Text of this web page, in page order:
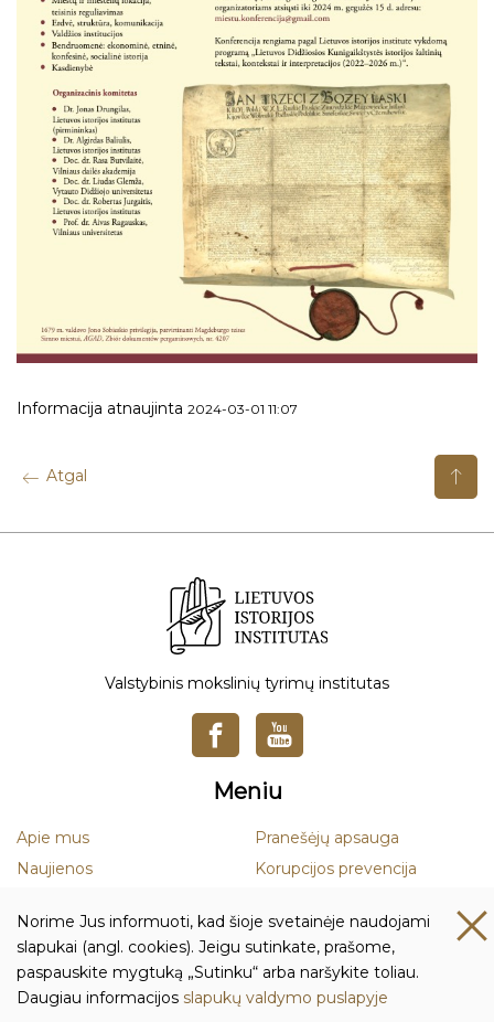
Informacija atnaujinta 2024-03-01 11:07
Atgal
Valstybinis mokslinių tyrimų institutas
Meniu
Apie mus
Naujienos
Leidiniai
Duomenų apsauga
Pranešėjų apsauga
Korupcijos prevencija
prevencija
Kontaktai ir rekvizitai
Norime Jus informuoti, kad šioje svetainėje naudojami
slapukai (angl. cookies). Jeigu sutinkate, prašome,
paspauskite mygtuką „Sutinku“ arba naršykite toliau.
Daugiau informacijos slapukų valdymo puslapyje